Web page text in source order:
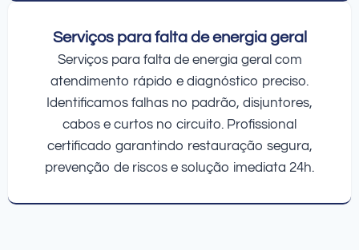
Serviços para falta de energia geral
Serviços para falta de energia geral com
atendimento rápido e diagnóstico preciso.
Identificamos falhas no padrão, disjuntores,
cabos e curtos no circuito. Profissional
certificado garantindo restauração segura,
prevenção de riscos e solução imediata 24h.